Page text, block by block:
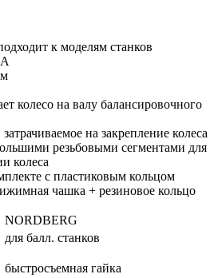
к моделям станков
колесо на валу балансировочного
на закрепление колеса
резьбовыми сегментами для
колеса
с пластиковым кольцом
чашка + резиновое кольцо
NORDBERG
для балл. станков
быстросъемная гайка